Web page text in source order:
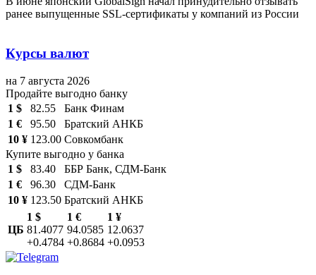
ранее выпущенные SSL-сертификаты у компаний из России
Курсы валют
на 7 августа 2026
Продайте выгодно банку
1 $
82.55
Банк Финам
1 €
95.50
Братский АНКБ
10 ¥ 123.00 Совкомбанк
Купите выгодно у банка
1 $
83.40
ББР Банк, СДМ-Банк
1 €
96.30
СДМ-Банк
10 ¥ 123.50 Братский АНКБ
ЦБ
1 $
81.4077
+0.4784
1 €
94.0585
+0.8684
1 ¥
12.0637
+0.0953